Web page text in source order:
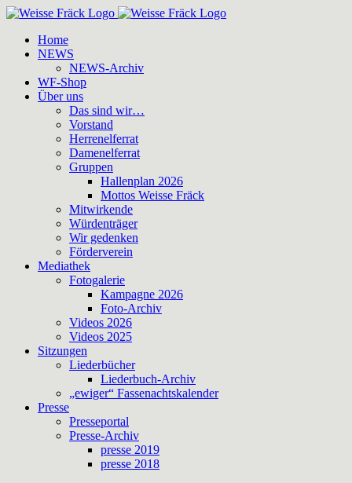
Zum
springenHome
NEWS
NEWS-Archiv
WF-Shop
Über uns
Das sind wir…
Vorstand
Herrenelferrat
Damenelferrat
Gruppen
Hallenplan 2026
Mottos Weisse Fräck
Mitwirkende
Würdenträger
Wir gedenken
Förderverein
Mediathek
Fotogalerie
Kampagne 2026
Foto-Archiv
Videos 2026
Videos 2025
Sitzungen
Liederbücher
Liederbuch-Archiv
„ewiger“ Fassenachtskalender
Presse
Presseportal
Presse-Archiv
presse 2019
presse 2018